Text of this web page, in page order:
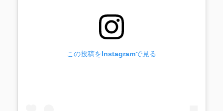
この投稿をInstagramで見る